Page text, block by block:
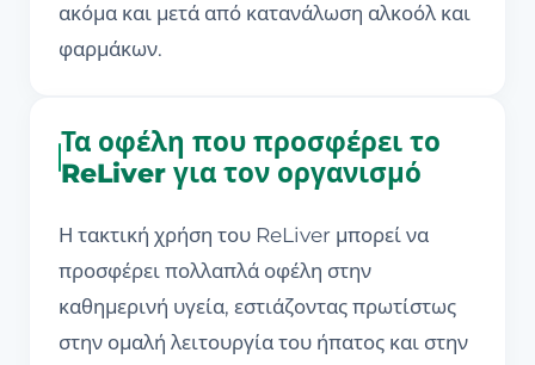
ακόμα και μετά από κατανάλωση αλκοόλ και
φαρμάκων.
Τα οφέλη που προσφέρει το
ReLiver για τον οργανισμό
Η τακτική χρήση του ReLiver μπορεί να
προσφέρει πολλαπλά οφέλη στην
καθημερινή υγεία, εστιάζοντας πρωτίστως
στην ομαλή λειτουργία του ήπατος και στην